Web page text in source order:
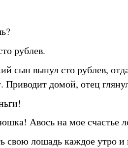
рублев.
сын вынул сто рублев,
Приводит домой, отец
Авось на мое счастье
свою лошадь каждое утро